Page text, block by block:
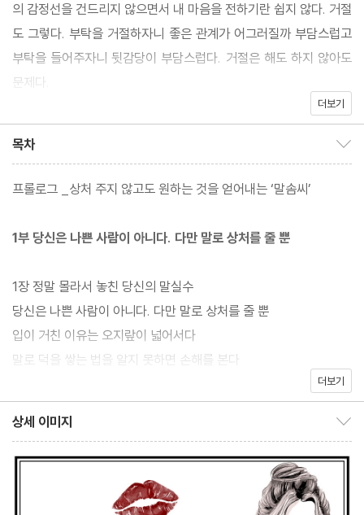
의 감정선을 건드리지 않으면서 내 마음을 전하기란 쉽지 않다. 거절
도 그렇다. 부탁을 거절하자니 좋은 관계가 어그러질까 부담스럽고
부탁을 들어주자니 뒷감당이 부담스럽다. 거절은 해도 하지 않아도
문제다.
은 말이라도 미움받지 않고 내 마음을 담아내는 말이 있다. 신간 『상
처 주지 않고 할 말 다 하는 말솜씨』는 이런 말을 하는 방법을 담은
샌드위치 전략을 쓰라고 말한다. 미국의 유명한 사업가 메리 캐이 애
쉬Mary Kay Ash가 상대방을 비판할 때 반드시 이렇게 말했다고
해서 유명해진 방법이다.
“저는 상대를 비판할 때는 반드시 그의 장점을 먼저 말합니다. 그리
고 필요한 비판을 한 다음에 다시 장점을 말합니다. 이것이 제가 고
수해온 샌드위치 전략입니다. 두 개의 칭찬 사이에 작은 비판 하나를
더보기
목차
프롤로그 _상처 주지 않고도 원하는 것을 얻어내는 ‘말솜씨’
1부 당신은 나쁜 사람이 아니다. 다만 말로 상처를 줄 뿐
1장 정말 몰라서 놓친 당신의 말실수
당신은 나쁜 사람이 아니다. 다만 말로 상처를 줄 뿐
입이 거친 이유는 오지랖이 넓어서다
말로 덕을 쌓는 법을 알지 못하면 손해를 본다
나쁜 말뿐만 아니라 쓸데없는 말도 상처를 준다
‘달변’과 ‘억지’는 어떻게 다를까?
칭찬도 칭찬 나름, 과한 칭찬은 귀에 거슬린다
지나친 자랑은 나쁜 이미지만 쌓는다
더보기
상세 이미지